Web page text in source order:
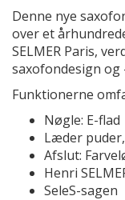
Denne nye
over et
SELMER Paris,
saxofondesign
Funktionerne
Nøgle: E-flad
Læder
Afslut:
Henri
SeleS-sagen